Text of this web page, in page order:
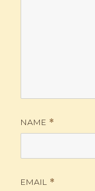
NAME *
EMAIL *